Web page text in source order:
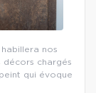
nos
décors chargés
qui évoque